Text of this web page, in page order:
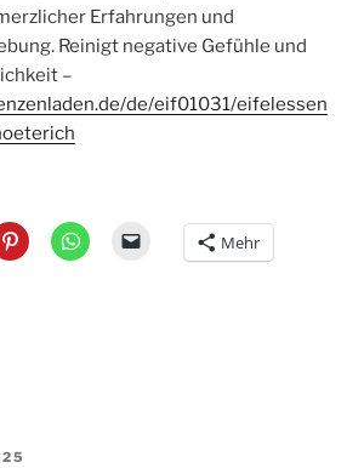
Erfahrungen und
Reinigt negative Gefühle und
–
de/eif01031/eifelessen
Mehr